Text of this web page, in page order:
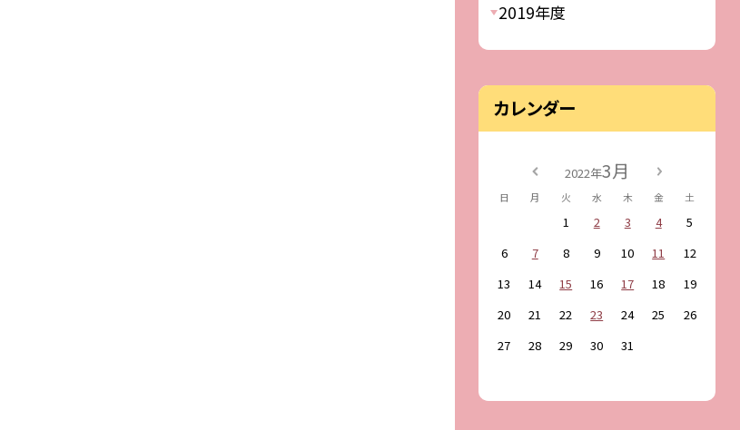
2019年度
カレンダー
2022年3月
日 月 火 水 木 金 土
1 2 3 4
5
6
7 8 9 10 11
12
13
14 15 16 17 18
19
20
21 22 23 24 25
26
27
28 29 30 31